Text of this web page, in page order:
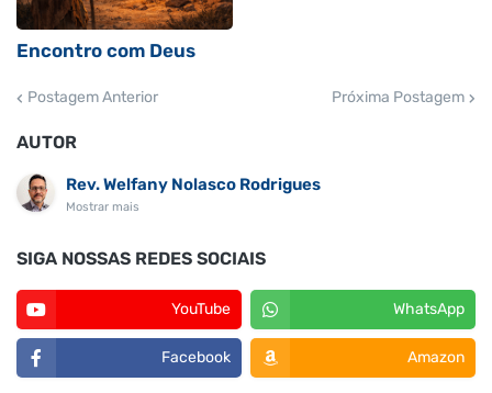
Encontro com Deus
Postagem Anterior Próxima Postagem
AUTOR
Rev. Welfany Nolasco Rodrigues
Mostrar mais
SIGA NOSSAS REDES SOCIAIS
YouTube WhatsApp
Facebook Amazon